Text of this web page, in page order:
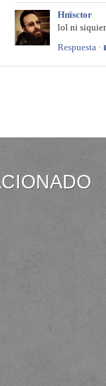
Hпїѕctor
lol ni
Respuesta ·